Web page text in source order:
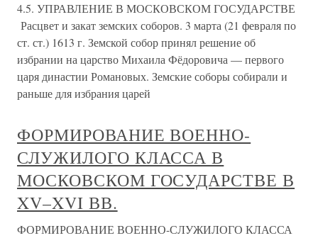
4.5. УПРАВЛЕНИЕ В МОСКОВСКОМ ГОСУДАРСТВЕ
Расцвет и закат земских соборов. 3 марта (21 февраля по
ст. ст.) 1613 г. Земской собор принял решение об
избрании на царство Михаила Фёдоровича — первого
царя династии Романовых. Земские соборы собирали и
раньше для избрания царей
ФОРМИРОВАНИЕ ВОЕННО-
СЛУЖИЛОГО КЛАССА В
МОСКОВСКОМ ГОСУДАРСТВЕ В
XV–XVI ВВ.
ФОРМИРОВАНИЕ ВОЕННО-СЛУЖИЛОГО КЛАССА